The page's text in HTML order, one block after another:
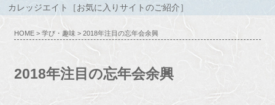
カレッジエイト［お気に入りサイトのご紹介］
HOME >学び・趣味 > 2018年注目の忘年会余興
2018年注目の忘年会余興